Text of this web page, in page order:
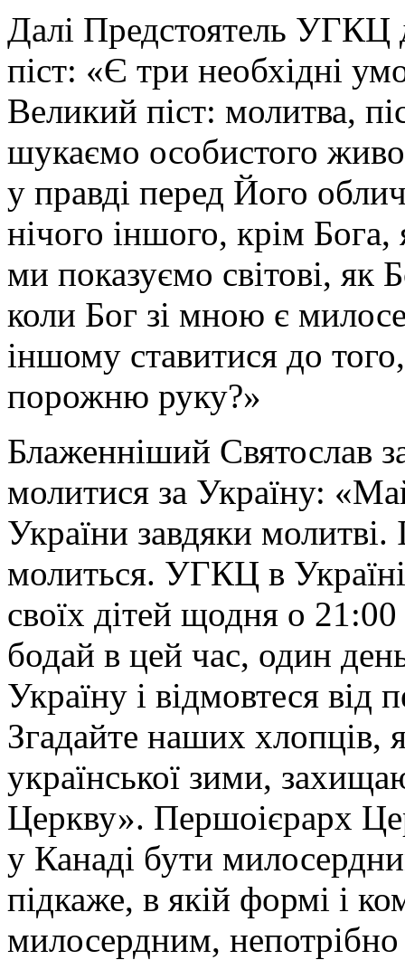
Далі Предстоятель УГКЦ
піст: «Є три необхідні
Великий піст: молитва,
шукаємо особистого
у правді перед Його
нічого іншого, крім
ми показуємо світові, як
коли Бог зі мною є
іншому ставитися до
порожню руку?»
Блаженніший Святослав
молитися за Україну:
України завдяки молитві.
молиться. УГКЦ в
своїх дітей щодня о
бодай в цей час, один
Україну і відмовтеся від
Згадайте наших хлопців,
української зими,
Церкву». Першоієрарх
у Канаді бути
підкаже, в якій формі і
милосердним,